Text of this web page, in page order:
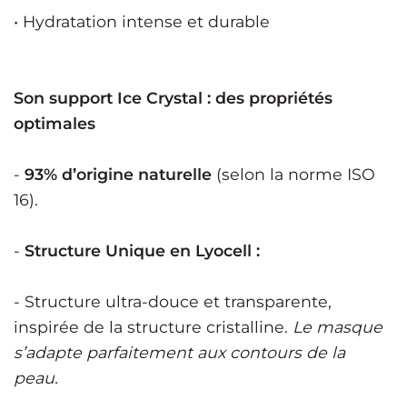
• Hydratation intense et durable
Son support Ice Crystal : des propriétés
optimales
- 93% d’origine naturelle (selon la norme ISO
16).
- Structure Unique en Lyocell :
- Structure ultra-douce et transparente,
inspirée de la structure cristalline. Le masque
s’adapte parfaitement aux contours de la
peau.